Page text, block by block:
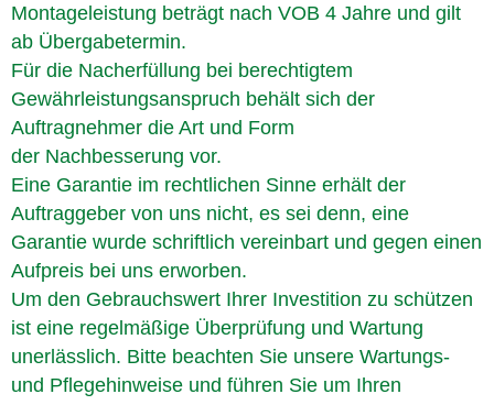
Montageleistung beträgt nach VOB 4 Jahre und gilt
ab Übergabetermin.
Für die Nacherfüllung bei berechtigtem
Gewährleistungsanspruch behält sich der
Auftragnehmer die Art und Form
der Nachbesserung vor.
Eine Garantie im rechtlichen Sinne erhält der
Auftraggeber von uns nicht, es sei denn, eine
Garantie wurde schriftlich vereinbart und gegen einen
Aufpreis bei uns erworben.
Um den Gebrauchswert Ihrer Investition zu schützen
ist eine regelmäßige Überprüfung und Wartung
unerlässlich. Bitte beachten Sie unsere Wartungs-
und Pflegehinweise und führen Sie um Ihren